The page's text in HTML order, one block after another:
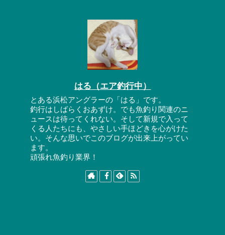
はる（エア釣行中）
とある浜松アングラーの「はる」です。
釣行はしばらくおあずけ。でも魚釣り関連のニ
ュースは待ってくれない。そして新規で入って
くる人たちにも、やさしい手ほどきを心がけた
い。そんな思いでこのブログが出来上がってい
ます。
頑張れ魚釣り業界！